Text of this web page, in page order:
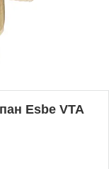
Esbe VTA